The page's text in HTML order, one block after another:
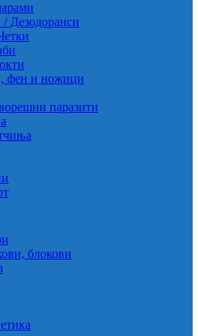
Дезодоранси
фен и ножици
паразити
блокови